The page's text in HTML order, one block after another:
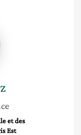
et des
Est